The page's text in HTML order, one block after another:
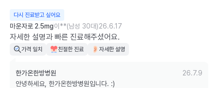
다시 진료받고 싶어요
마운자로 2.5mg이**(남성 30대)26.6.17
자세한 설명과 빠른 진료해주셨어요.
가격 일치 친절한 진료 자세한 설명
한가온한방병원
26.7.9
안녕하세요, 한가온한방병원입니다. :)